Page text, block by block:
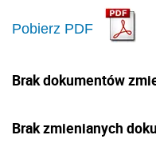
Pobierz PDF
Brak dokumentów
Brak zmienianych